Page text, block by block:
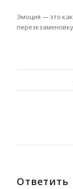
Эмоция — это
Ответить